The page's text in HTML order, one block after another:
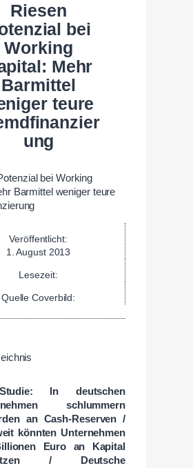
Riesen
bei
Working
Mehr
Barmittel
teure
ung
Veröffentlicht:
1. August 2013
Lesezeit:
Quelle Coverbild:
Studie: In deutschen
schlummern
an Cash-Reserven /
könnten Unternehmen
Euro an Kapital
/ Deutsche